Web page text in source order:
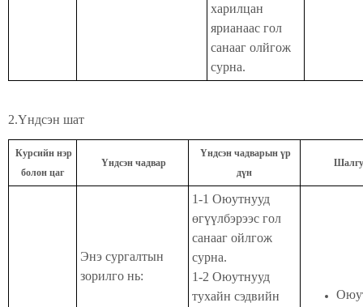
харилцан
ярианаас гол
санааг олйгож
сурна.
2.Үндсэн шат
Курсийн нэр
болон цаг
Үндсэн чадвар
Үндсэн чадварын үр
дүн
Энэ сургалтын
зорилго нь:
1-1 Оюутнууд
өгүүлбэрээс гол
санааг ойлгож
сурна.
1-2 Оюутнууд
тухайн сэдвийн